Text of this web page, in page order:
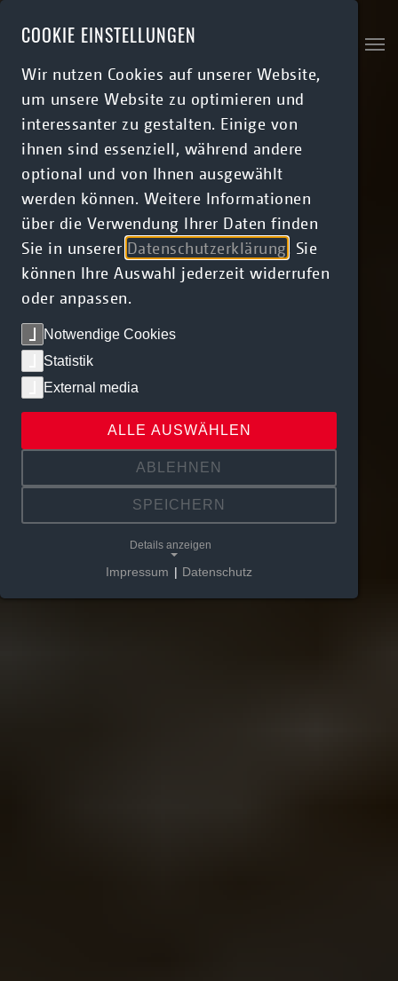
COOKIE EINSTELLUNGEN
Wir nutzen Cookies auf unserer Website,
um unsere Website zu optimieren und
interessanter zu gestalten. Einige von
ihnen sind essenziell, während andere
optional und von Ihnen ausgewählt
werden können. Weitere Informationen
über die Verwendung Ihrer Daten finden
Sie in unserer Datenschutzerklärung . Sie
können Ihre Auswahl jederzeit widerrufen
oder anpassen.
Notwendige Cookies
Statistik
External media
ALLE AUSWÄHLEN
ABLEHNEN
SPEICHERN
Details anzeigen
Impressum | Datenschutz